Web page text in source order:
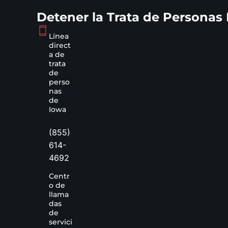
Detener la Trata de Personas
Línea
direct
a de
trata
de
perso
nas
de
Iowa
(855)
614-
4692
Centr
o de
llama
das
de
servici